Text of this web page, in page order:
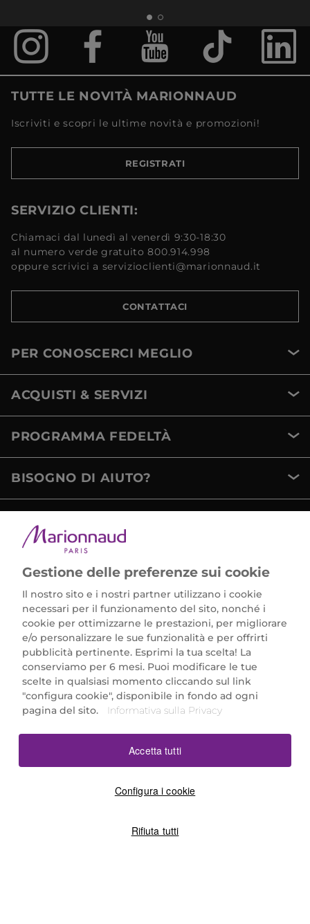
TUTTE LE NOVITÀ MARIONNAUD
Iscriviti e scopri le ultime novità e promozioni!
REGISTRATI
SERVIZIO CLIENTI:
Chiamaci dal lunedì al venerdì 9:30-18:30
al numero verde gratuito 800.914.998
oppure scrivici a servizioclienti@marionnaud.it
CONTATTACI
PER CONOSCERCI MEGLIO
ACQUISTI & SERVIZI
PROGRAMMA FEDELTÀ
BISOGNO DI AIUTO?
Marionnaud Parfumeries Italia S.r.l.
Largo Fiera Milano 5, 20017 Rho (MI)
REA Milano 1650024 con P.IVA 13425220152.
SCARICA LA NOSTRA APP
Gestione delle preferenze sui cookie
Il nostro sito e i nostri partner utilizzano i cookie
necessari per il funzionamento del sito, nonché i
cookie per ottimizzarne le prestazioni, per migliorare
e/o personalizzare le sue funzionalità e per offrirti
pubblicità pertinente. Esprimi la tua scelta! La
conserviamo per 6 mesi. Puoi modificare le tue
scelte in qualsiasi momento cliccando sul link
"configura cookie", disponibile in fondo ad ogni
pagina del sito.
Informativa sulla Privacy
Configura i cookie
Rifiuta tutti
Accetta tutti